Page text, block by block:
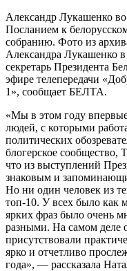
Александр Лукашенко
Посланием к
собранию. Фото из
Александра Лукашенко
секретарь Президента
эфире телепередачи
1», сообщает БЕЛТА.
«Мы в этом году
людей, с которыми
политических
блогерское сообщество,
что из выступлений
знаковым и
Но ни один человек из
топ-10. У всех было как
ярких фраз было очень
разными. На самом деле
присутствовали
ярко и отчетливо
года», — рассказала